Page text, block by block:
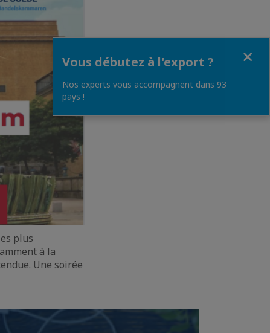
plus
à la
Une soirée
Vous débutez à l'export ?
Nos experts vous accompagnent dans 93
pays !